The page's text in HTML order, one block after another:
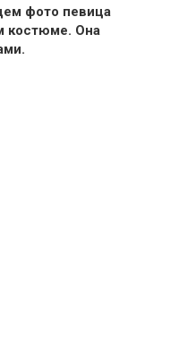
фото певица
костюме. Она